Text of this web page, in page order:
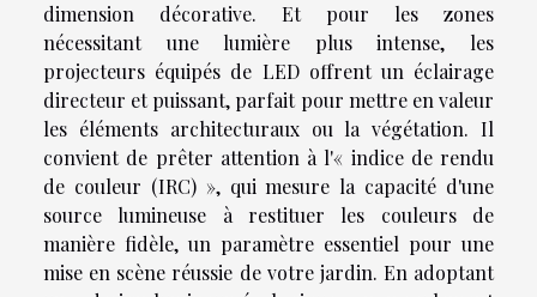
dimension décorative. Et pour les zones
nécessitant une lumière plus intense, les
projecteurs équipés de LED offrent un éclairage
directeur et puissant, parfait pour mettre en valeur
les éléments architecturaux ou la végétation. Il
convient de prêter attention à l'« indice de rendu
de couleur (IRC) », qui mesure la capacité d'une
source lumineuse à restituer les couleurs de
manière fidèle, un paramètre essentiel pour une
mise en scène réussie de votre jardin. En adoptant